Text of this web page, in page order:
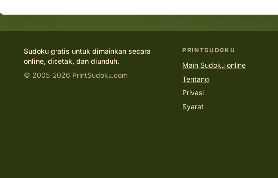
Sudoku gratis untuk dimainkan secara
online, dicetak, dan diunduh.
© 2005-2026 PrintSudoku.com
PRINTSUDOKU
Main Sudoku online
Tentang
Privasi
Syarat